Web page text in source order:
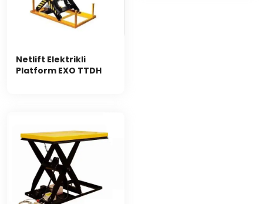
Netlift Elektrikli
Platform EXO TTDH